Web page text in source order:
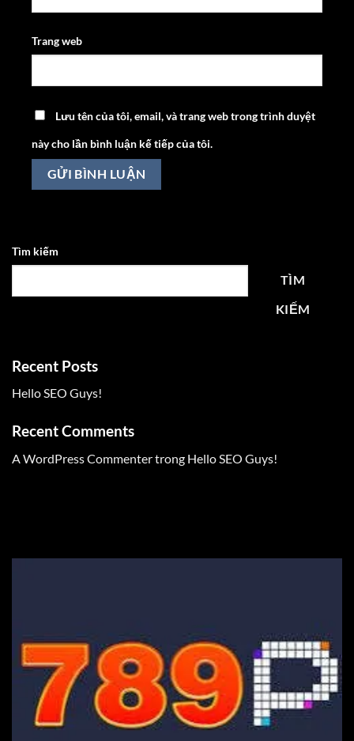
Trang web
Lưu tên của tôi, email, và trang web trong trình duyệt
này cho lần bình luận kế tiếp của tôi.
Tìm kiếm
TÌM
KIẾM
Recent Posts
Hello SEO Guys!
Recent Comments
A WordPress Commentertrong Hello SEO Guys!